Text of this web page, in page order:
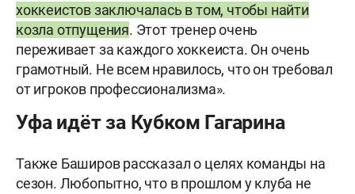
хоккеистов заключалась в том, чтобы найти
козла отпущения. Этот тренер очень
переживает за каждого хоккеиста. Он очень
грамотный. Не всем нравилось, что он требовал
от игроков профессионализма».
Уфа идёт за Кубком Гагарина
Также Баширов рассказал о целях команды на
сезон. Любопытно, что в прошлом у клуба не